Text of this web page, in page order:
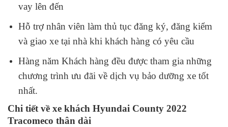
vay lên đến
Hỗ trợ nhân viên làm thủ tục đăng ký, đăng kiểm
và giao xe tại nhà khi khách hàng có yêu cầu
Hàng năm Khách hàng đều được tham gia những
chương trình ưu đãi về dịch vụ bảo dưỡng xe tốt
nhất.
Chi tiết về xe khách Hyundai County 2022
Tracomeco thân dài